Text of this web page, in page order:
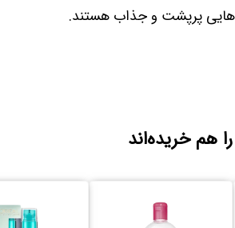
پرپشت و جذاب هستند.
هم خریده‌اند